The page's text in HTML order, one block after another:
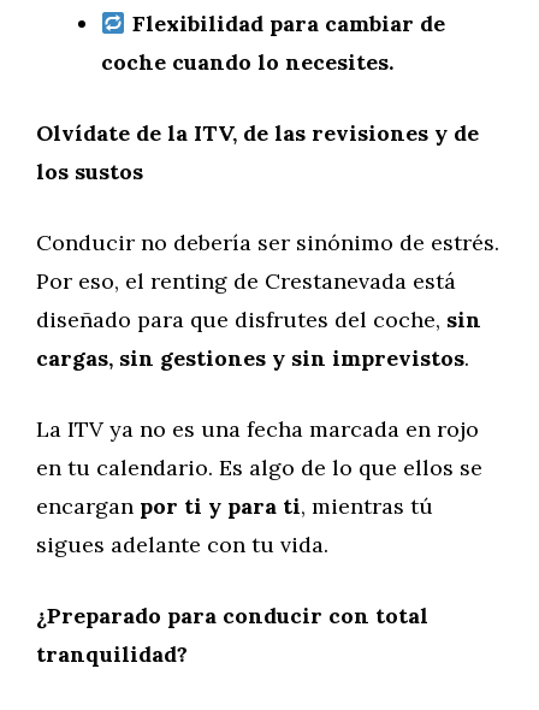
Flexibilidad para cambiar de
coche cuando lo necesites.
Olvídate de la ITV, de las revisiones y de
los sustos
Conducir no debería ser sinónimo de estrés.
Por eso, el renting de Crestanevada está
diseñado para que disfrutes del coche, sin
cargas, sin gestiones y sin imprevistos.
La ITV ya no es una fecha marcada en rojo
en tu calendario. Es algo de lo que ellos se
encargan por ti y para ti, mientras tú
sigues adelante con tu vida.
¿Preparado para conducir con total
tranquilidad?